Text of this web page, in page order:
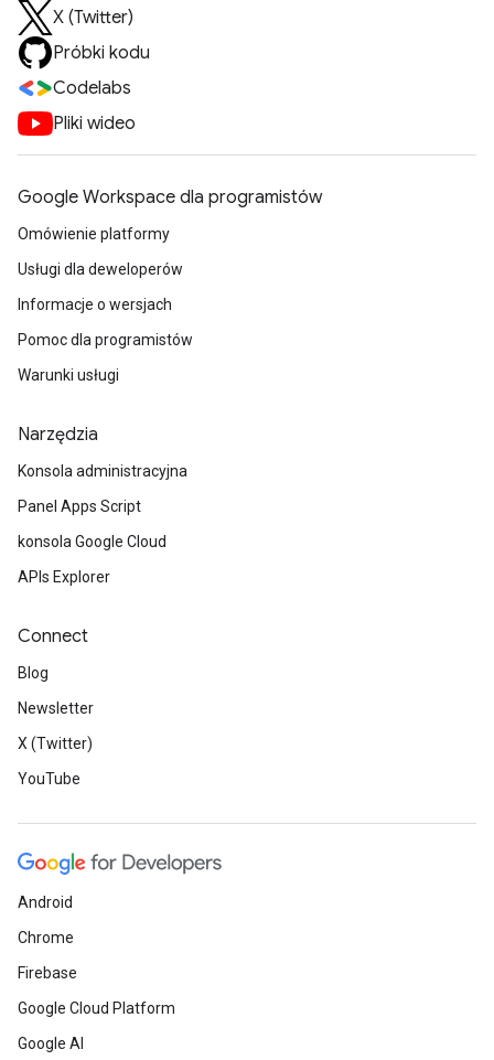
X (Twitter)
Próbki kodu
Codelabs
Pliki wideo
Google Workspace dla programistów
Omówienie platformy
Usługi dla deweloperów
Informacje o wersjach
Pomoc dla programistów
Warunki usługi
Narzędzia
Konsola administracyjna
Panel Apps Script
konsola Google Cloud
APIs Explorer
Connect
Blog
Newsletter
X (Twitter)
YouTube
Android
Chrome
Firebase
Google Cloud Platform
Google AI